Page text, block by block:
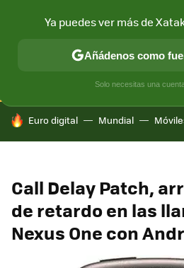
CONECTIVIDAD MÓVIL Y
HOY SE HABLA DE
Euro digital Mundial
Call Delay Patch,
de retardo en las
Nexus One con
Ya puedes ver más de
Añádenos como
Solo necesitas una